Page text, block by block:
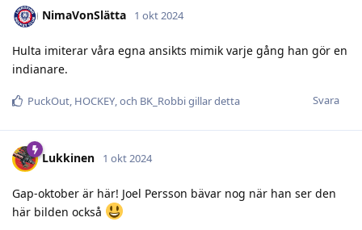
NimaVonSlätta 1 okt 2024
Hulta imiterar våra egna ansikts mimik varje gång han gör en
indianare.
Svara
PuckOut, HOCKEY, och BK_Robbigillar detta
Lukkinen 1 okt 2024
Gap-oktober är här! Joel Persson bävar nog när han ser den
här bilden också